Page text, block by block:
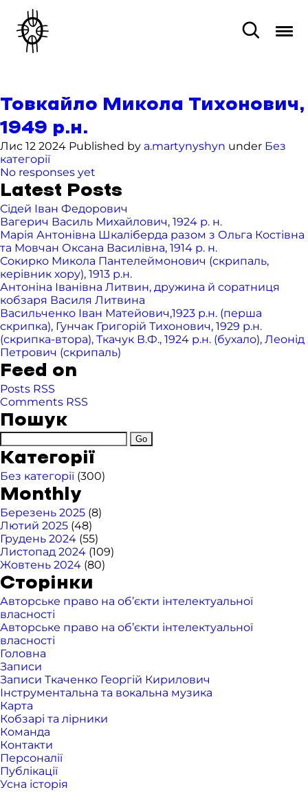
Товкайло Микола Тихонович,
1949 р.н.
Лис 12 2024 Published by a.martynyshyn under Без
категорії
No responses yet
Latest Posts
Сідей Іван Федорович
Вагерич Василь Михайлович, 1924 р. н.
Марія Антонівна Шкаліберда разом з Ольга Костівна
та Мовчан Оксана Василівна, 1914 р. н.
Сокирко Микола Пантелеймонович (скрипаль,
керівник хору), 1913 р.н.
Антоніна Іванівна Литвин, дружина й соратниця
кобзаря Василя Литвина
Васильченко Іван Матейович,1923 р.н. (перша
скрипка), Гунчак Григорій Тихонович, 1929 р.н.
(скрипка-втора), Ткачук В.Ф., 1924 р.н. (бухало), Леонід
Петрович (скрипаль)
Feed on
Posts RSS
Comments RSS
Пошук
Категорії
Без категорії (300)
Monthly
Березень 2025 (8)
Лютий 2025 (48)
Грудень 2024 (55)
Листопад 2024 (109)
Жовтень 2024 (80)
Сторінки
Авторське право на об’єкти інтелектуальної
власності
Авторське право на об’єкти інтелектуальної
власності
Головна
Записи
Записи Ткаченко Георгій Кирилович
Інструментальна та вокальна музика
Карта
Кобзарі та лірники
Команда
Контакти
Персоналії
Публікації
Усна історія